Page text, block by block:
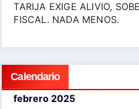
TARIJA EXIGE ALIVIO,
FISCAL. NADA MENOS.
Calendario
febrero 2025